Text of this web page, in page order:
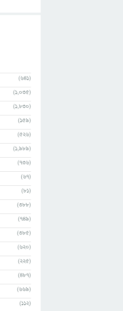
(641)
(1,035)
(1,830)
(159)
(526)
(1,989)
(736)
(67)
(81)
(388)
(749)
(385)
(620)
(225)
(487)
(669)
(112)